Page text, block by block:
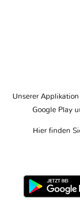
Unserer Applikation
Google Play
Hier finden